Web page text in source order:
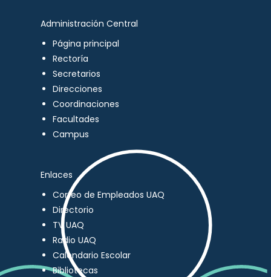
Administración Central
Página principal
Rectoría
Secretarios
Direcciones
Coordinaciones
Facultades
Campus
Enlaces
Correo de Empleados UAQ
Directorio
TV UAQ
Radio UAQ
Calendario Escolar
Bibliotecas